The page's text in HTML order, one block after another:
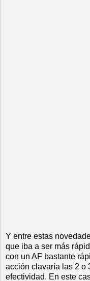
Y entre estas
que iba a ser más
con un AF bastante
acción clavaría las 2 o
efectividad. En este